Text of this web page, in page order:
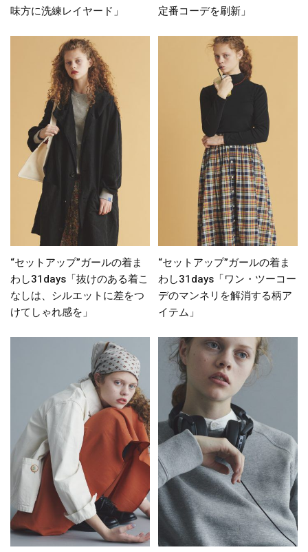
味方に洗練レイヤード」
定番コーデを刷新」
“セットアップ”ガールの着ま
わし31days「抜けのある着こ
なしは、シルエットに差をつ
けてしゃれ感を」
“セットアップ”ガールの着ま
わし31days「ワン・ツーコー
デのマンネリを解消する柄ア
イテム」